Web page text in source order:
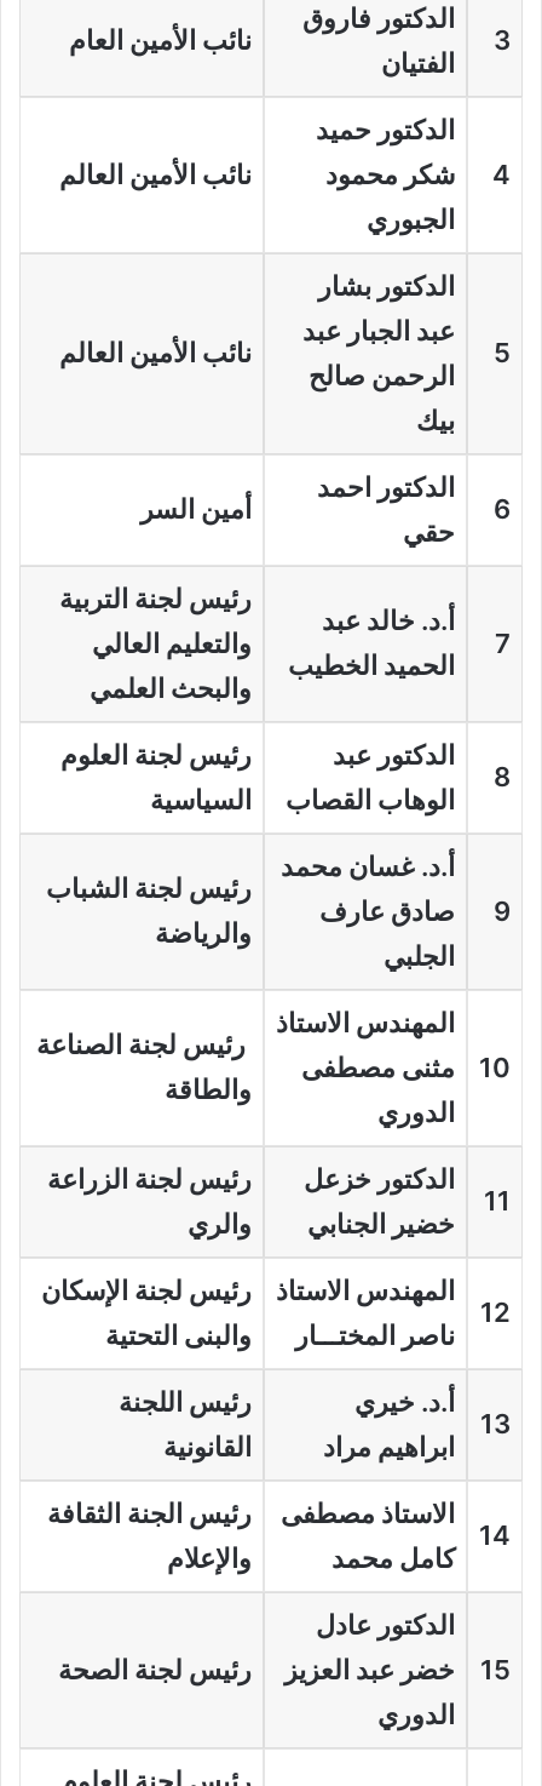
3
الدكتور فاروق
الفتيان
نائب الأمين العام
4
الدكتور حميد
شكر محمود
الجبوري
نائب الأمين العالم
5
الدكتور بشار
عبد الجبار عبد
الرحمن صالح
بيك
نائب الأمين العالم
6
الدكتور احمد
حقي
أمين السر
7
أ.د. خالد عبد
الحميد الخطيب
رئيس لجنة التربية
والتعليم العالي
والبحث العلمي
8
الدكتور عبد
الوهاب القصاب
رئيس لجنة العلوم
السياسية
9
أ.د. غسان محمد
صادق عارف
الجلبي
رئيس لجنة الشباب
والرياضة
10
المهندس الاستاذ
مثنى مصطفى
الدوري
رئيس لجنة الصناعة
والطاقة
11
الدكتور خزعل
خضير الجنابي
رئيس لجنة الزراعة
والري
12
المهندس الاستاذ
ناصر المختـــار
رئيس لجنة الإسكان
والبنى التحتية
13
أ.د. خيري
ابراهيم مراد
رئيس اللجنة
القانونية
14
الاستاذ مصطفى
كامل محمد
رئيس الجنة الثقافة
والإعلام
15
الدكتور عادل
خضر عبد العزيز
الدوري
رئيس لجنة الصحة